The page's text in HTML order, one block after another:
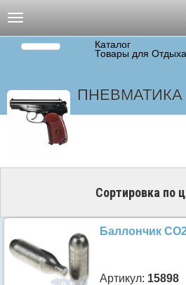
Навигация
Каталог
Товары для
ПНЕВМАТИКА
Сортировка по
Баллончик
Артикул: 15898